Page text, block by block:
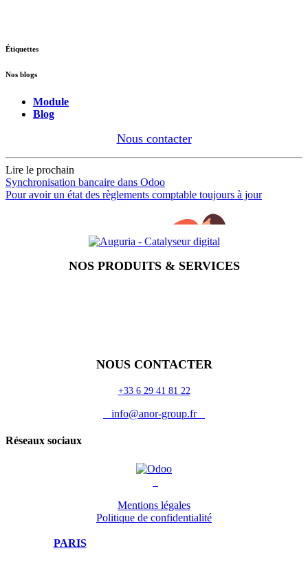
Étiquettes
Nos blogs
Module
Blog
Nous contacter
Lire le prochain
Synchronisation bancaire dans Odoo
Pour avoir un état des règlements comptable toujours à jour
NOS PRODUITS & SERVICES
NOUS CONTACTER
+33 6 29 41 81 22
info@anor-group.fr
Réseaux sociaux
Mentions légales
Politique de confidentialité
PARIS